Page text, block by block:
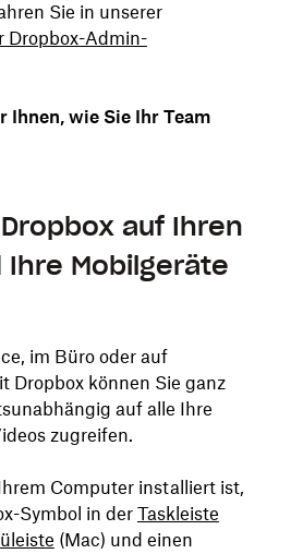
Sie in unserer
Dropbox-Admin-
Ihnen, wie Sie Ihr Team
auf Ihren
Ihre Mobilgeräte
im Büro oder auf
Dropbox können Sie ganz
auf alle Ihre
zugreifen.
Computer installiert ist,
Symbol in der Taskleiste
(Mac) und einen